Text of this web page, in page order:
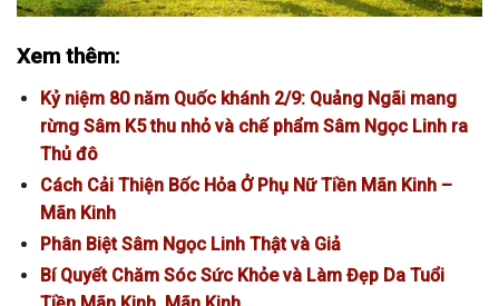
Xem thêm:
Kỷ niệm 80 năm Quốc khánh 2/9: Quảng Ngãi mang
rừng Sâm K5 thu nhỏ và chế phẩm Sâm Ngọc Linh ra
Thủ đô
Cách Cải Thiện Bốc Hỏa Ở Phụ Nữ Tiền Mãn Kinh –
Mãn Kinh
Phân Biệt Sâm Ngọc Linh Thật và Giả
Bí Quyết Chăm Sóc Sức Khỏe và Làm Đẹp Da Tuổi